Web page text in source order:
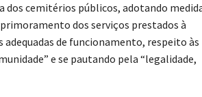
cemitérios públicos, adotando
dos serviços prestados à
adequadas de funcionamento, respeito às
e se pautando pela “legalidade,